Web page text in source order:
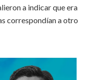
a indicar que era
correspondían a otro